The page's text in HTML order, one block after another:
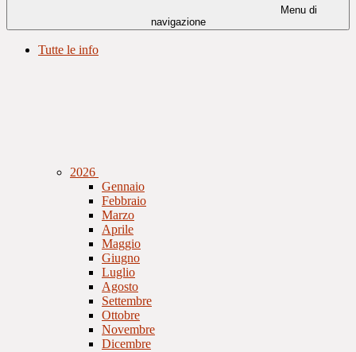
Menu di
navigazione
Tutte le info
2026
Gennaio
Febbraio
Marzo
Aprile
Maggio
Giugno
Luglio
Agosto
Settembre
Ottobre
Novembre
Dicembre